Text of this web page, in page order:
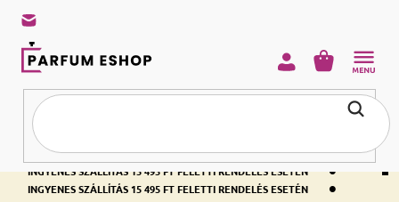
INGYENES SZÁLLÍTÁS 15 495 FT FELETTI RENDELÉS ESETÉN •
INGYENES SZÁLLÍTÁS 15 495 FT FELETTI RENDELÉS ESETÉN •
INGYENES SZÁLLÍTÁS 15 495 FT FELETTI RENDELÉS ESETÉN •
KOSÁR